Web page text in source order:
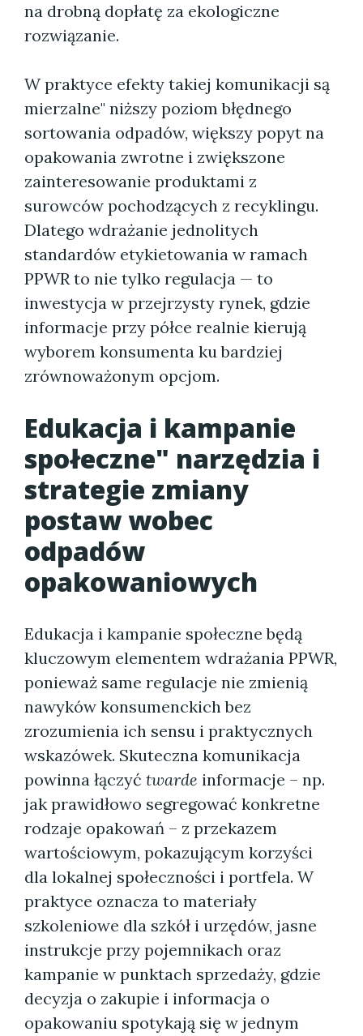
na drobną dopłatę za ekologiczne
rozwiązanie.
W praktyce efekty takiej komunikacji są
mierzalne" niższy poziom błędnego
sortowania odpadów, większy popyt na
opakowania zwrotne i zwiększone
zainteresowanie produktami z
surowców pochodzących z recyklingu.
Dlatego wdrażanie jednolitych
standardów etykietowania w ramach
PPWR to nie tylko regulacja — to
inwestycja w przejrzysty rynek, gdzie
informacje przy półce realnie kierują
wyborem konsumenta ku bardziej
zrównoważonym opcjom.
Edukacja i kampanie
społeczne" narzędzia i
strategie zmiany
postaw wobec
odpadów
opakowaniowych
Edukacja i kampanie społeczne będą
kluczowym elementem wdrażania PPWR,
ponieważ same regulacje nie zmienią
nawyków konsumenckich bez
zrozumienia ich sensu i praktycznych
wskazówek. Skuteczna komunikacja
powinna łączyć twarde informacje – np.
jak prawidłowo segregować konkretne
rodzaje opakowań – z przekazem
wartościowym, pokazującym korzyści
dla lokalnej społeczności i portfela. W
praktyce oznacza to materiały
szkoleniowe dla szkół i urzędów, jasne
instrukcje przy pojemnikach oraz
kampanie w punktach sprzedaży, gdzie
decyzja o zakupie i informacja o
opakowaniu spotykają się w jednym